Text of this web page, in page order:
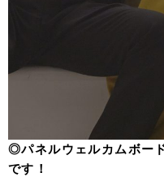
◎パネルウェルカムボー
です！